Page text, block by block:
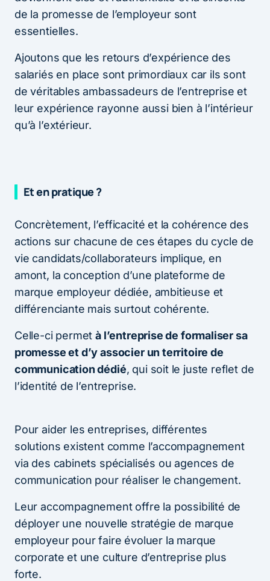
de la promesse de l’employeur sont
essentielles.
Ajoutons que les retours d’expérience des
salariés en place sont primordiaux car ils sont
de véritables ambassadeurs de l’entreprise et
leur expérience rayonne aussi bien à l’intérieur
qu’à l’extérieur.
Et en pratique ?
Concrètement, l’efficacité et la cohérence des
actions sur chacune de ces étapes du cycle de
vie candidats/collaborateurs implique, en
amont, la conception d’une plateforme de
marque employeur dédiée, ambitieuse et
différenciante mais surtout cohérente.
Celle-ci permetà l’entreprise de formaliser sa
promesse et d’y associer un territoire de
communication dédié, qui soit le juste reflet de
l’identité de l’entreprise.
Pour aider les entreprises, différentes
solutions existent comme l’accompagnement
via des cabinets spécialisés ou agences de
communication pour réaliser le changement.
Leur accompagnement offre la possibilité de
déployer une nouvelle stratégie de marque
employeur pour faire évoluer la marque
corporate et une culture d’entreprise plus
forte.